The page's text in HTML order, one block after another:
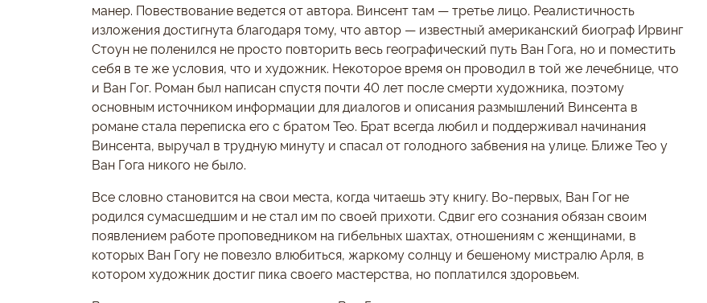
манер. Повествование ведется от автора. Винсент там — третье лицо. Реалистичность
изложения достигнута благодаря тому, что автор — известный американский биограф Ирвинг
Стоун не поленился не просто повторить весь географический путь Ван Гога, но и поместить
себя в те же условия, что и художник. Некоторое время он проводил в той же лечебнице, что
и Ван Гог. Роман был написан спустя почти 40 лет после смерти художника, поэтому
основным источником информации для диалогов и описания размышлений Винсента в
романе стала переписка его с братом Тео. Брат всегда любил и поддерживал начинания
Винсента, выручал в трудную минуту и спасал от голодного забвения на улице. Ближе Тео у
Ван Гога никого не было.
Все словно становится на свои места, когда читаешь эту книгу. Во-первых, Ван Гог не
родился сумасшедшим и не стал им по своей прихоти. Сдвиг его сознания обязан своим
появлением работе проповедником на гибельных шахтах, отношениям с женщинами, в
которых Ван Гогу не повезло влюбиться, жаркому солнцу и бешеному мистралю Арля, в
котором художник достиг пика своего мастерства, но поплатился здоровьем.